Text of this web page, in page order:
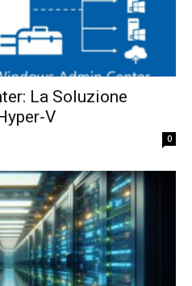
La Soluzione
V
0